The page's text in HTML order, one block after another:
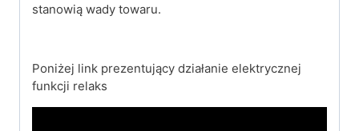
stanowią wady towaru.
Poniżej link prezentujący działanie elektrycznej
funkcji relaks